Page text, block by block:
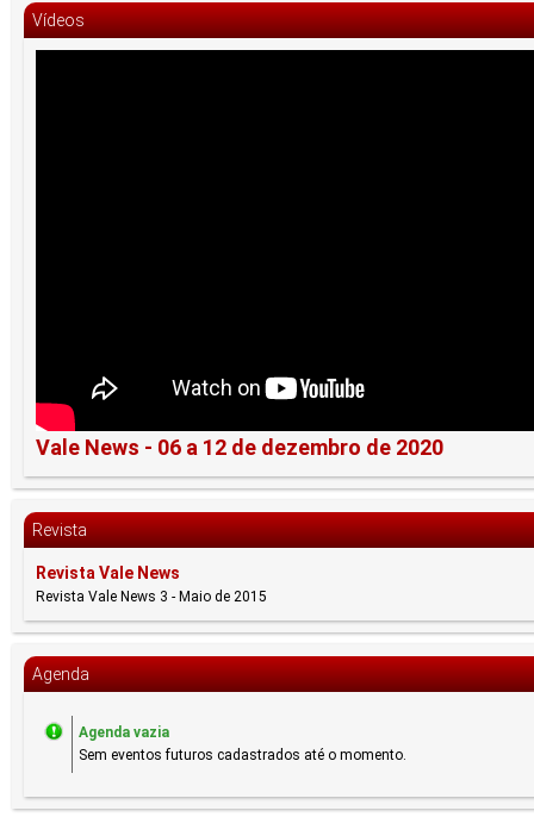
Vídeos
Vale News - 06 a 12 de dezembro de 2020
Revista
Revista Vale News
Revista Vale News 3 - Maio de 2015
Agenda
Agenda vazia
Sem eventos futuros cadastrados até o momento.